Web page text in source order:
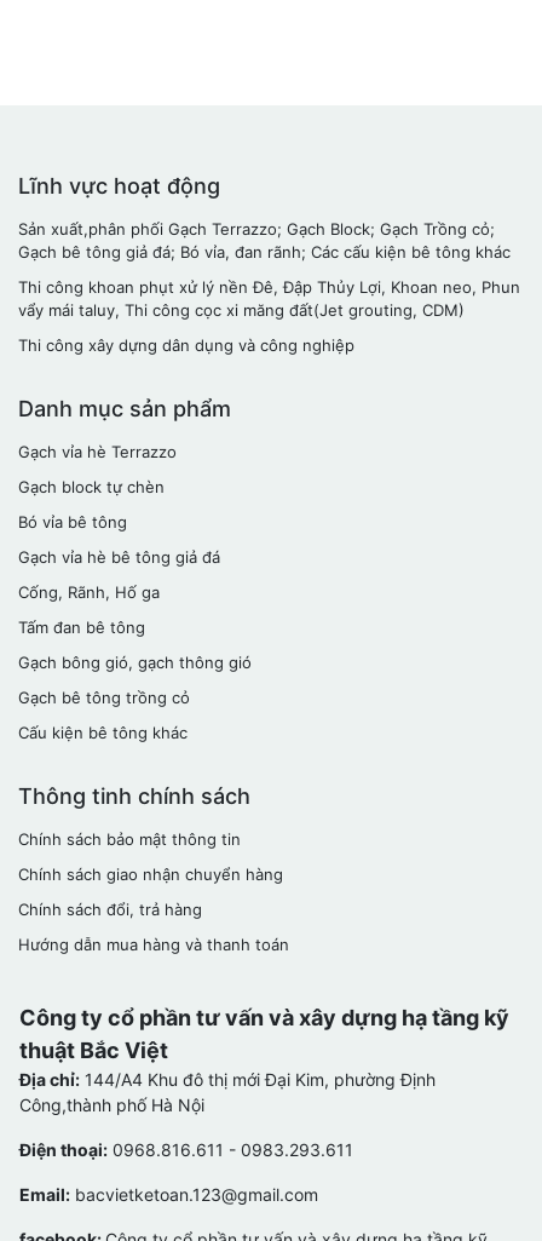
Lĩnh vực hoạt động
Sản xuất,phân phối Gạch Terrazzo; Gạch Block; Gạch Trồng cỏ;
Gạch bê tông giả đá; Bó vỉa, đan rãnh; Các cấu kiện bê tông khác
Thi công khoan phụt xử lý nền Đê, Đập Thủy Lợi, Khoan neo, Phun
vẩy mái taluy, Thi công cọc xi măng đất(Jet grouting, CDM)
Thi công xây dựng dân dụng và công nghiệp
Danh mục sản phẩm
Gạch vỉa hè Terrazzo
Gạch block tự chèn
Bó vỉa bê tông
Gạch vỉa hè bê tông giả đá
Cống, Rãnh, Hố ga
Tấm đan bê tông
Gạch bông gió, gạch thông gió
Gạch bê tông trồng cỏ
Cấu kiện bê tông khác
Thông tinh chính sách
Chính sách bảo mật thông tin
Chính sách giao nhận chuyển hàng
Chính sách đổi, trả hàng
Hướng dẫn mua hàng và thanh toán
Công ty cổ phần tư vấn và xây dựng hạ tầng kỹ
thuật Bắc Việt
Địa chỉ: 144/A4 Khu đô thị mới Đại Kim, phường Định
Công,thành phố Hà Nội
Điện thoại: 0968.816.611 - 0983.293.611
Email: bacvietketoan.123@gmail.com